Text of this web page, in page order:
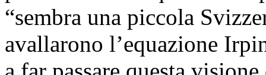
“sembra una piccola
avallarono l’equazione